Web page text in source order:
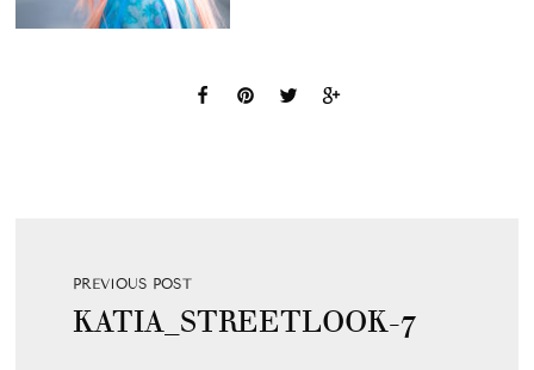
PREVIOUS POST
KATIA_STREETLOOK-7